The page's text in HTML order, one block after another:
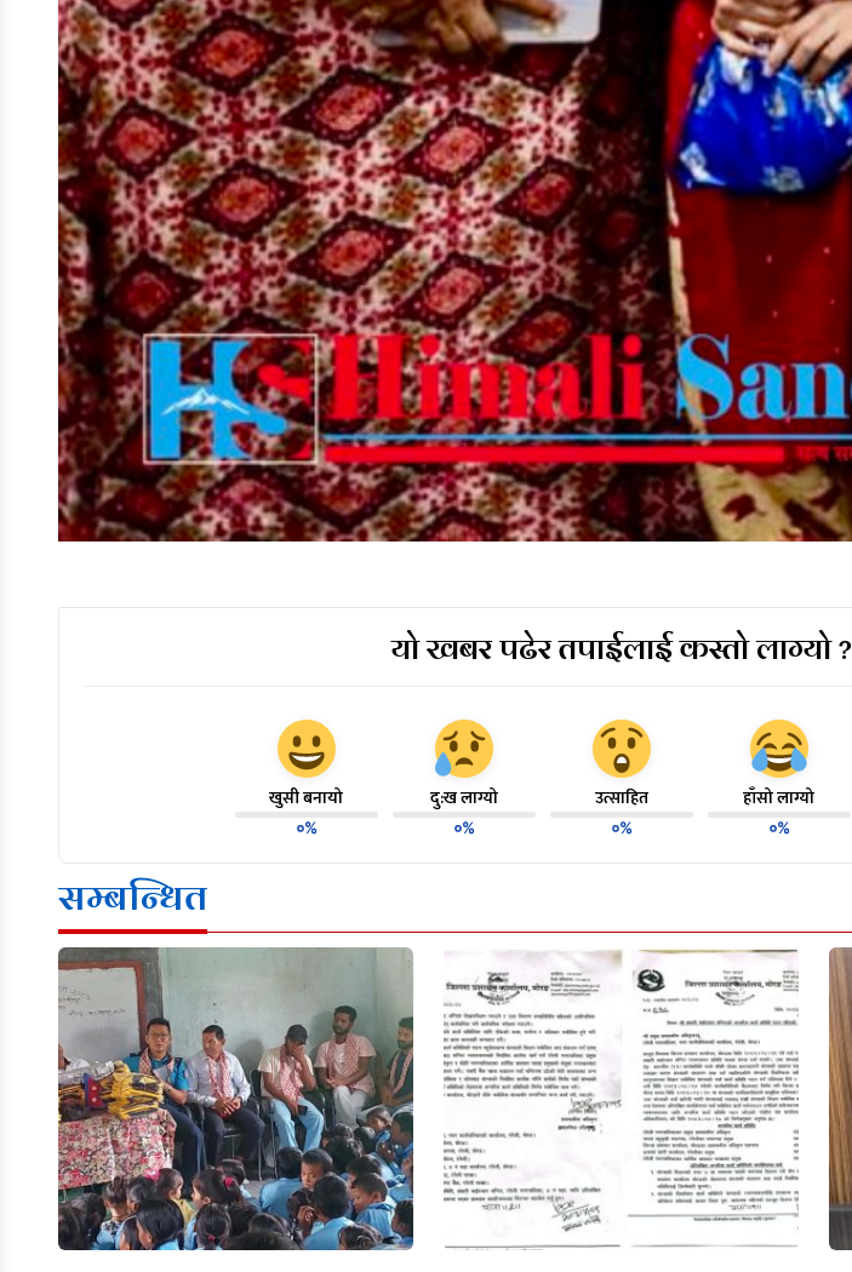
यो खबर पढेर तपाईलाई कस्तो लाग्यो ?
खुसी बनायो
०%
दु:ख लाग्यो
०%
उत्साहित
०%
हाँसो लाग्यो
०%
सम्बन्धित